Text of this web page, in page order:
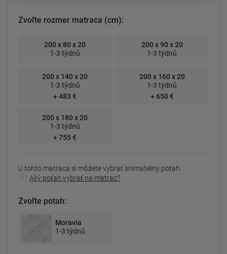
Zvoľte rozmer matraca (cm):
200 x 80 x 20
1-3 týdnů
200 x 90 x 20
1-3 týdnů
200 x 140 x 20
1-3 týdnů
+ 483 €
200 x 160 x 20
1-3 týdnů
+ 650 €
200 x 180 x 20
1-3 týdnů
+ 755 €
U tohto matraca si môžete vybrať snímateľný poťah.
Aký poťah vybrať na matrac?
Zvoľte potah:
Moravia
1-3 týdnů